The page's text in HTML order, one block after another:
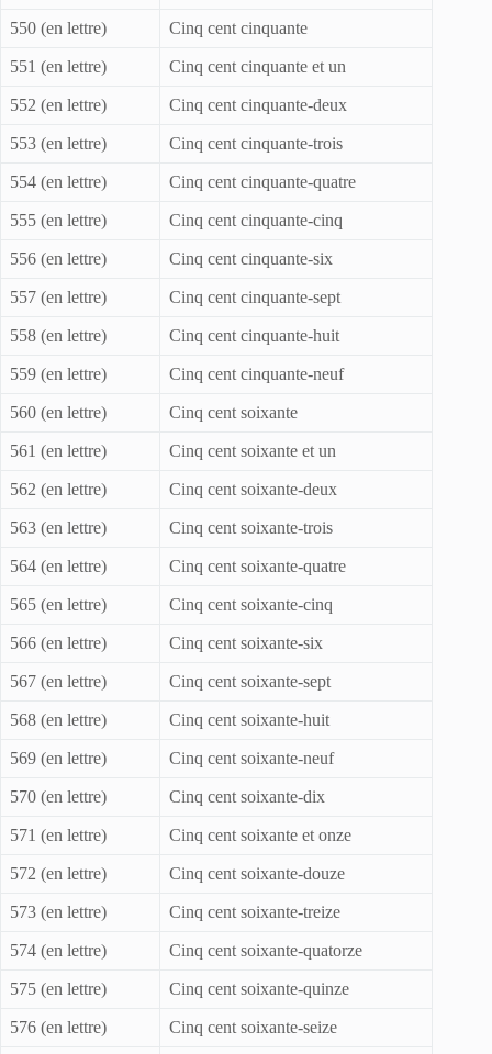
550 (en lettre) Cinq cent cinquante
551 (en lettre) Cinq cent cinquante et un
552 (en lettre) Cinq cent cinquante-deux
553 (en lettre) Cinq cent cinquante-trois
554 (en lettre) Cinq cent cinquante-quatre
555 (en lettre) Cinq cent cinquante-cinq
556 (en lettre) Cinq cent cinquante-six
557 (en lettre) Cinq cent cinquante-sept
558 (en lettre) Cinq cent cinquante-huit
559 (en lettre) Cinq cent cinquante-neuf
560 (en lettre) Cinq cent soixante
561 (en lettre) Cinq cent soixante et un
562 (en lettre) Cinq cent soixante-deux
563 (en lettre) Cinq cent soixante-trois
564 (en lettre) Cinq cent soixante-quatre
565 (en lettre) Cinq cent soixante-cinq
566 (en lettre) Cinq cent soixante-six
567 (en lettre) Cinq cent soixante-sept
568 (en lettre) Cinq cent soixante-huit
569 (en lettre) Cinq cent soixante-neuf
570 (en lettre) Cinq cent soixante-dix
571 (en lettre) Cinq cent soixante et onze
572 (en lettre) Cinq cent soixante-douze
573 (en lettre) Cinq cent soixante-treize
574 (en lettre) Cinq cent soixante-quatorze
575 (en lettre) Cinq cent soixante-quinze
576 (en lettre) Cinq cent soixante-seize